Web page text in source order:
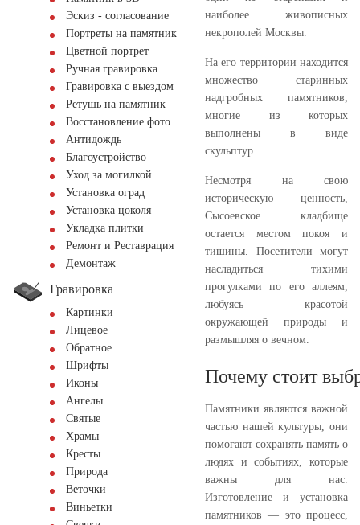
Эскиз - согласование
Портреты на памятник
Цветной портрет
Ручная гравировка
Гравировка с выездом
Ретушь на памятник
Восстановление фото
Антидождь
Благоустройство
Уход за могилкой
Установка оград
Установка цоколя
Укладка плитки
Ремонт и Реставрация
Демонтаж
Гравировка
Картинки
Лицевое
Обратное
Шрифты
Иконы
Ангелы
Святые
Храмы
Кресты
Природа
Веточки
Виньетки
наиболее живописных
некрополей Москвы.
На его территории находится
множество старинных
надгробных памятников,
многие из которых
выполнены в виде
скульптур.
Несмотря на свою
историческую ценность,
Сысоевское кладбище
остается местом покоя и
тишины. Посетители могут
насладиться тихими
прогулками по его аллеям,
любуясь красотой
окружающей природы и
размышляя о вечном.
Почему стоит
Памятники являются важной
частью нашей культуры, они
помогают сохранять память о
людях и событиях, которые
важны для нас.
Изготовление и установка
памятников — это процесс,